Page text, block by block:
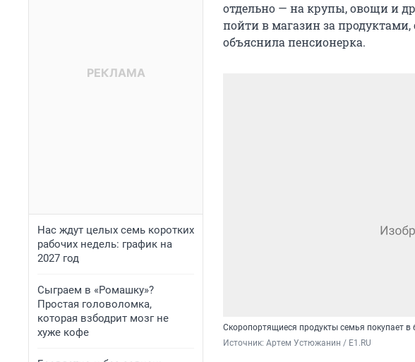
Нас ждут целых семь коротких
рабочих недель: график на
2027 год
Сыграем в «Ромашку»?
Простая головоломка,
которая взбодрит мозг не
хуже кофе
отдельно — на крупы, овощи и
пойти в магазин за продуктами,
объяснила пенсионерка.
Скоропортящиеся продукты семья покупает
Источник: Артем Устюжанин / E1.RU